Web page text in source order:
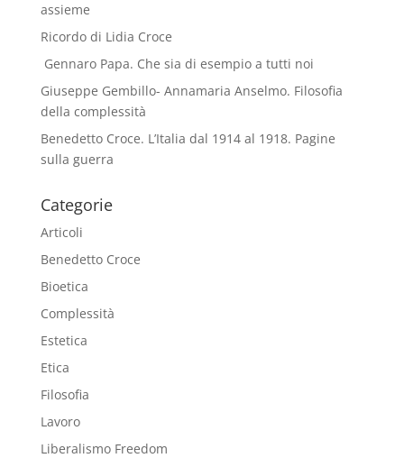
assieme
Ricordo di Lidia Croce
Gennaro Papa. Che sia di esempio a tutti noi
Giuseppe Gembillo- Annamaria Anselmo. Filosofia
della complessità
Benedetto Croce. L’Italia dal 1914 al 1918. Pagine
sulla guerra
Categorie
Articoli
Benedetto Croce
Bioetica
Complessità
Estetica
Etica
Filosofia
Lavoro
Liberalismo Freedom